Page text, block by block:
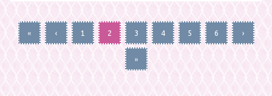
« ‹ 1 2 3 4 5 6 ›
»